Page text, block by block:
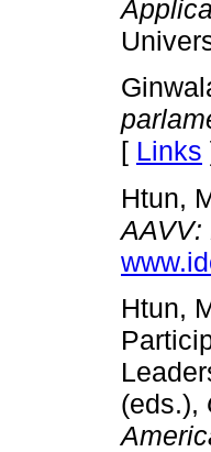
[ Links
Htun,
AAVV:
Htun,
(eds.),